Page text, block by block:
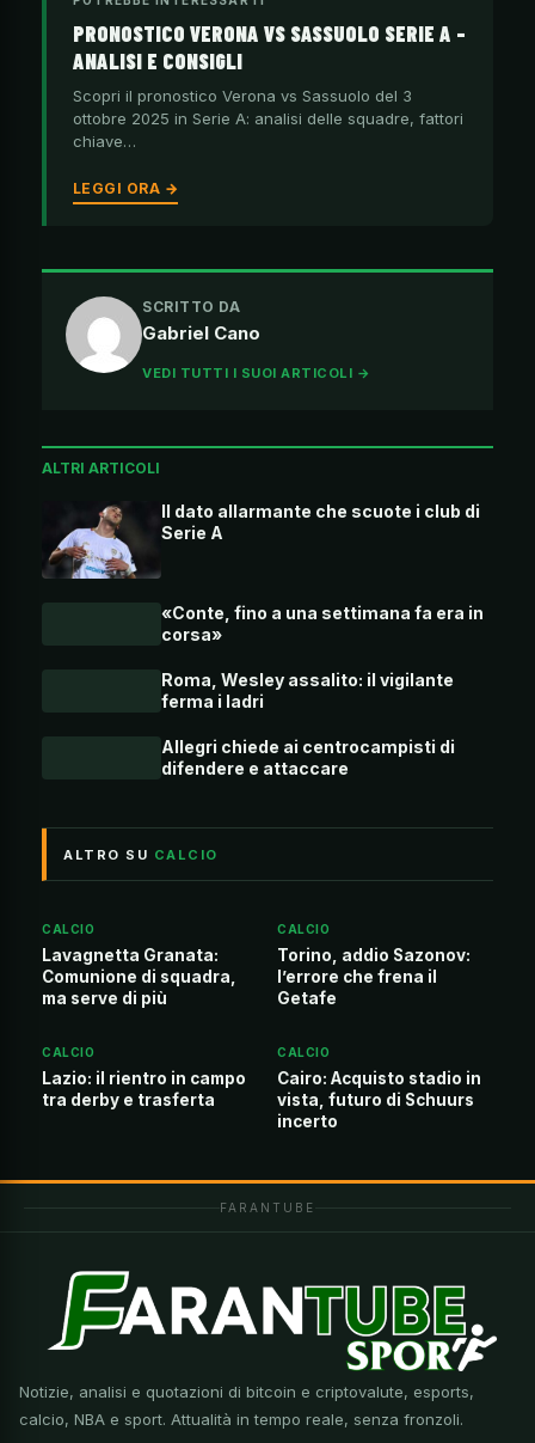
PRONOSTICO VERONA VS SASSUOLO SERIE A –
ANALISI E CONSIGLI
Scopri il pronostico Verona vs Sassuolo del 3
ottobre 2025 in Serie A: analisi delle squadre, fattori
chiave…
LEGGI ORA →
SCRITTO DA
Gabriel Cano
VEDI TUTTI I SUOI ARTICOLI →
ALTRI ARTICOLI
Il dato allarmante che scuote i club di
Serie A
«Conte, fino a una settimana fa era in
corsa»
Roma, Wesley assalito: il vigilante
ferma i ladri
Allegri chiede ai centrocampisti di
difendere e attaccare
ALTRO SU CALCIO
CALCIO
Lavagnetta Granata:
Comunione di squadra,
ma serve di più
CALCIO
Torino, addio Sazonov:
l’errore che frena il
Getafe
CALCIO
Lazio: il rientro in campo
tra derby e trasferta
CALCIO
Cairo: Acquisto stadio in
vista, futuro di Schuurs
incerto
FARANTUBE
Notizie, analisi e quotazioni di bitcoin e criptovalute, esports,
calcio, NBA e sport. Attualità in tempo reale, senza fronzoli.